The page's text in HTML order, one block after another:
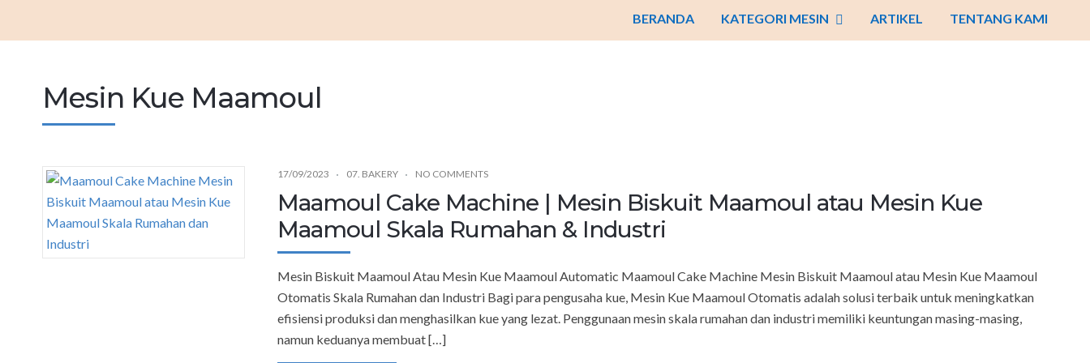
BERANDA KATEGORI MESIN ARTIKEL TENTANG KAMI
Mesin Kue Maamoul
17/09/2023 07. BAKERY NO COMMENTS
Maamoul Cake Machine | Mesin Biskuit Maamoul atau Mesin Kue
Maamoul Skala Rumahan & Industri
Mesin Biskuit Maamoul Atau Mesin Kue Maamoul Automatic Maamoul Cake Machine Mesin Biskuit Maamoul atau Mesin Kue Maamoul
Otomatis Skala Rumahan dan Industri Bagi para pengusaha kue, Mesin Kue Maamoul Otomatis adalah solusi terbaik untuk meningkatkan
efisiensi produksi dan menghasilkan kue yang lezat. Penggunaan mesin skala rumahan dan industri memiliki keuntungan masing-masing,
namun keduanya membuat […]